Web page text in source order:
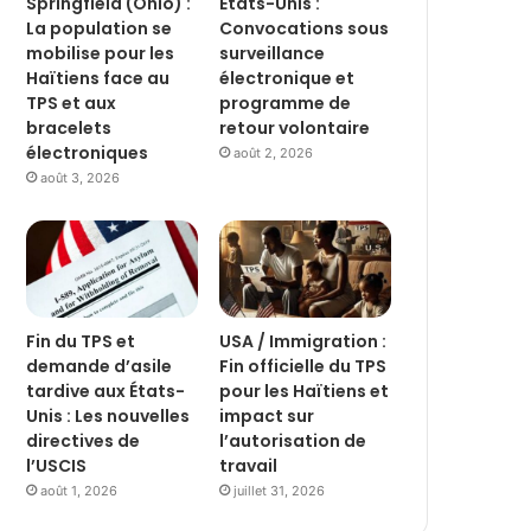
La population se
mobilise pour les
Haïtiens face au
TPS et aux
bracelets
électroniques
août 3, 2026
Convocations sous
surveillance
électronique et
programme de
retour volontaire
août 2, 2026
Fin du TPS et
demande d’asile
tardive aux États-
Unis : Les nouvelles
directives de
l’USCIS
août 1, 2026
USA / Immigration :
Fin officielle du TPS
pour les Haïtiens et
impact sur
l’autorisation de
travail
juillet 31, 2026